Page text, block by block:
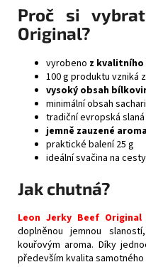
Proč si
Original?
vyrobeno z kvalitního
100 g produktu vzniká
vysoký obsah
minimální obsah
tradiční evropská
jemně zauzené
praktické balení 25 g
ideální svačina na
Jak chutná?
Leon Jerky Beef Original
doplněnou jemnou
kouřovým aroma. Díky
především kvalita samotného